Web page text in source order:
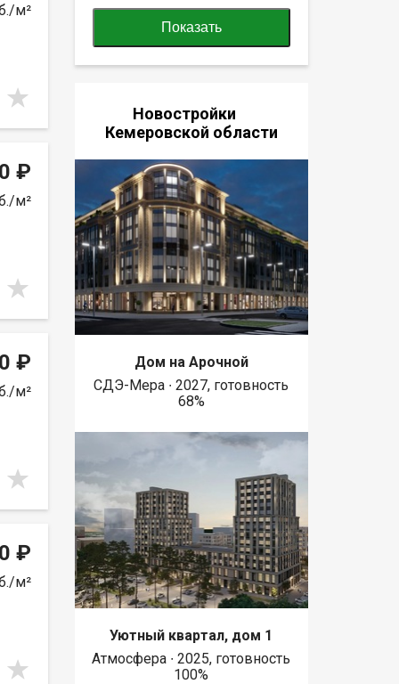
м²
₽
м²
₽
м²
₽
м²
Показать
Новостройки
Кемеровской области
Дом на Арочной
СДЭ-Мера ∙ 2027, готовность
68%
Уютный квартал, дом 1
Атмосфера ∙ 2025, готовность
100%